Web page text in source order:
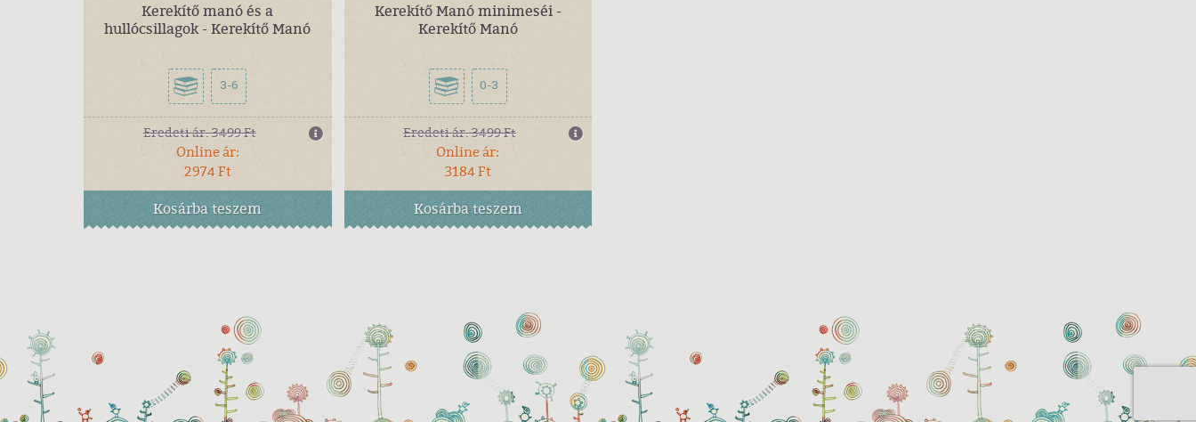
Kerekítő manó és a
hullócsillagok - Kerekítő Manó
3-6
Eredeti ár:3499 Ft
Online ár:
2974 Ft
Kosárbateszem
Kerekítő Manó minimeséi -
Kerekítő Manó
0-3
Eredeti ár:3499 Ft
Online ár:
3184 Ft
Kosárbateszem